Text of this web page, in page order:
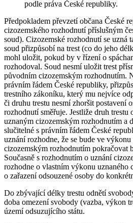
podle práva České republiky.
Předpokladem převzetí občana České
cizozemského rozhodnutí příslušným
soud). Cizozemské rozhodnutí se uzná
soud přizpůsobí na trest (co do jeho
mohl uložit, pokud by v řízení o
rozhodoval. Soud nesmí uložit trest
původním cizozemským rozhodnutím.
právním řádem České republiky,
trestního zákoníku, který mu nejvíce
či druhu trestu nesmí zhoršit postavení
rozhodnutí směřuje. Jestliže druh trestu
uznaným cizozemským rozhodnutím a
slučitelné s právním řádem České
uznání rozhodne, že se bude ve výkonu
cizozemským rozhodnutím pokračovat
Současně s rozhodnutím o uznání
rozhodne o vlastním výkonu uznaného
o zařazení odsouzené osoby do
Do zbývající délky trestu odnětí
doba omezení svobody (vazba, výkon
území odsuzujícího státu.